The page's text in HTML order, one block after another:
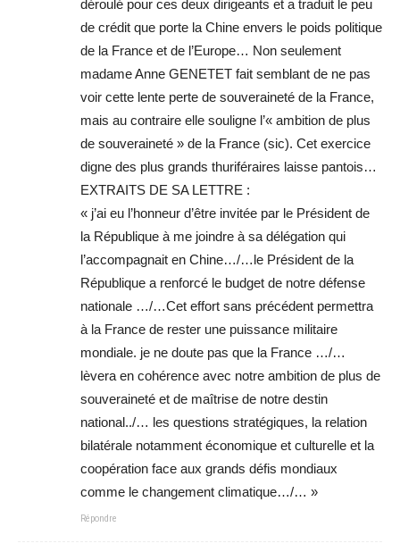
déroulé pour ces deux dirigeants et a traduit le peu
de crédit que porte la Chine envers le poids politique
de la France et de l’Europe… Non seulement
madame Anne GENETET fait semblant de ne pas
voir cette lente perte de souveraineté de la France,
mais au contraire elle souligne l’« ambition de plus
de souveraineté » de la France (sic). Cet exercice
digne des plus grands thuriféraires laisse pantois…
EXTRAITS DE SA LETTRE :
« j’ai eu l’honneur d’être invitée par le Président de
la République à me joindre à sa délégation qui
l’accompagnait en Chine…/…le Président de la
République a renforcé le budget de notre défense
nationale …/…Cet effort sans précédent permettra
à la France de rester une puissance militaire
mondiale. je ne doute pas que la France …/…
lèvera en cohérence avec notre ambition de plus de
souveraineté et de maîtrise de notre destin
national../… les questions stratégiques, la relation
bilatérale notamment économique et culturelle et la
coopération face aux grands défis mondiaux
comme le changement climatique…/… »
Répondre